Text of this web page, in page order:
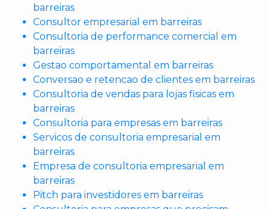
barreiras
Consultor empresarial em barreiras
Consultoria de performance comercial em
barreiras
Gestao comportamental em barreiras
Conversao e retencao de clientes em barreiras
Consultoria de vendas para lojas fisicas em
barreiras
Consultoria para empresas em barreiras
Servicos de consultoria empresarial em
barreiras
Empresa de consultoria empresarial em
barreiras
Pitch para investidores em barreiras